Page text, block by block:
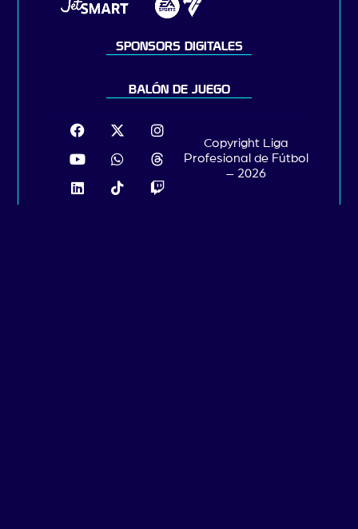
SPONSORS DIGITALES
BALÓN DE JUEGO
Copyright Liga
Profesional de Fútbol
– 2026